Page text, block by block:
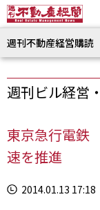
週刊不動産経営購読
週刊ビル経営
東京急行電鉄
速を推進
2014.01.13 17:18